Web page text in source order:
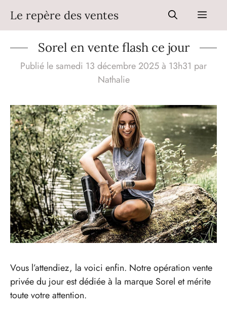
contenu
Le repère des ventes Menu
Sorel en vente flash ce jour
Publié le samedi 13 décembre 2025 à 13h31 par
Nathalie
Vous l’attendiez, la voici enfin. Notre opération vente
privée du jour est dédiée à la marque Sorel et mérite
toute votre attention.